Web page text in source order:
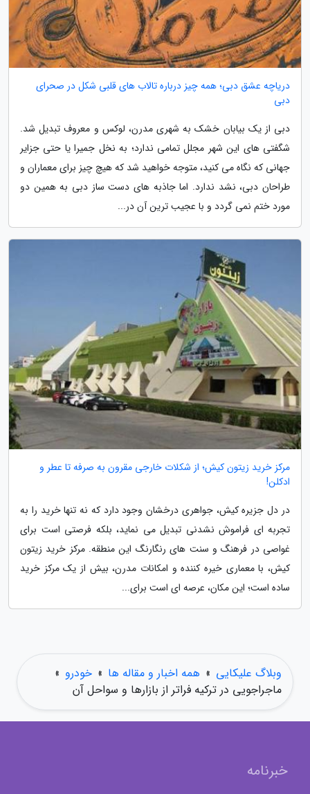
دریاچه عشق دبی؛ همه چیز درباره تالاب های قلبی شکل در صحرای
دبی
دبی از یک بیابان خشک به شهری مدرن، لوکس و معروف تبدیل شد.
شگفتی های این شهر مجلل تمامی ندارد؛ به نخل جمیرا یا حتی جزایر
جهانی که نگاه می کنید، متوجه خواهید شد که هیچ چیز برای معماران و
طراحان دبی، نشد ندارد. اما جاذبه های دست ساز دبی به همین دو
مورد ختم نمی گردد و با عجیب ترین آن در...
مرکز خرید زیتون کیش؛ از شکلات خارجی مقرون به صرفه تا عطر و
ادکلن!
در دل جزیره کیش، جواهری درخشان وجود دارد که نه تنها خرید را به
تجربه ای فراموش نشدنی تبدیل می نماید، بلکه فرصتی است برای
غواصی در فرهنگ و سنت های رنگارنگ این منطقه. مرکز خرید زیتون
کیش، با معماری خیره کننده و امکانات مدرن، بیش از یک مرکز خرید
ساده است؛ این مکان، عرصه ای است برای...
وبلاگ علیکایی » همه اخبار و مقاله ها » خودرو »
ماجراجویی در ترکیه فراتر از بازارها و سواحل آن
خبرنامه